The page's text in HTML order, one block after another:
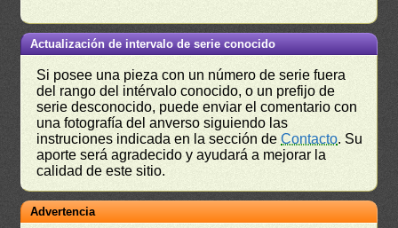
Actualización de intervalo de serie conocido
Si posee una pieza con un número de serie fuera
del rango del intérvalo conocido, o un prefijo de
serie desconocido, puede enviar el comentario con
una fotografía del anverso siguiendo las
instruciones indicada en la sección deContacto. Su
aporte será agradecido y ayudará a mejorar la
calidad de este sitio.
Advertencia